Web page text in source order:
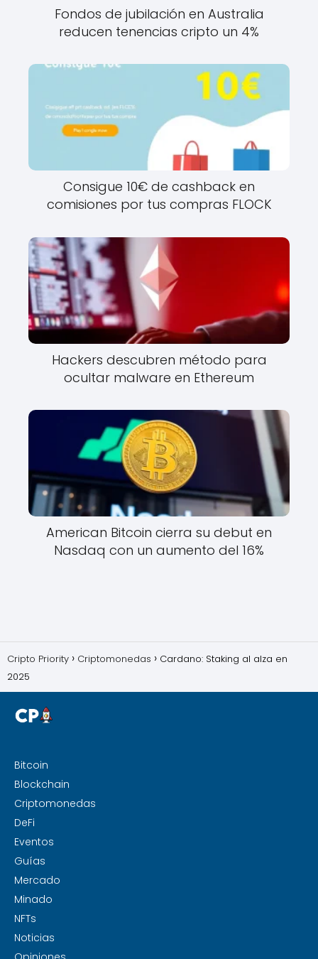
Fondos de jubilación en Australia
reducen tenencias cripto un 4%
Consigue 10€ de cashback en
comisiones por tus compras FLOCK
Hackers descubren método para
ocultar malware en Ethereum
American Bitcoin cierra su debut en
Nasdaq con un aumento del 16%
Cripto Priority Criptomonedas
Cardano: Staking al alza en
2025
Bitcoin
Blockchain
Criptomonedas
DeFi
Eventos
Guías
Mercado
Minado
NFTs
Noticias